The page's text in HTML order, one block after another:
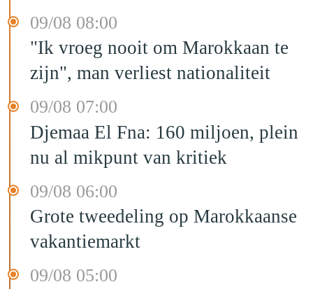
09/08 08:00
"Ik vroeg nooit om Marokkaan te
zijn", man verliest nationaliteit
09/08 07:00
Djemaa El Fna: 160 miljoen, plein
nu al mikpunt van kritiek
09/08 06:00
Grote tweedeling op Marokkaanse
vakantiemarkt
09/08 05:00